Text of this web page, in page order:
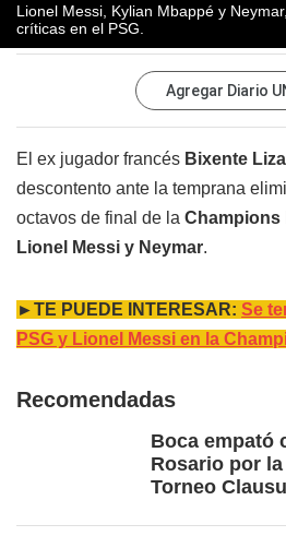
Lionel Messi, Kylian Mbappé y
críticas en el PSG.
Agregar Diario
El ex jugador francés Bixente
descontento ante la temprana
octavos de final de la Champions
Lionel Messi y Neymar.
►TE PUEDE INTERESAR: Se
PSG y Lionel Messi en la
Recomendadas
Boca empató
Rosario por la
Torneo